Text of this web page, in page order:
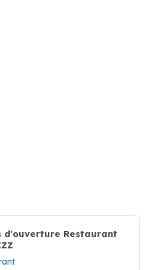
d'ouverture Restaurant